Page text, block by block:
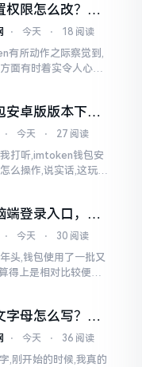
限怎么改？手
⋅ 今天 ⋅ 18 阅读
有所动作之际察觉到,
面有时着实令人心生
卓版版本下载
⋅ 今天 ⋅ 27 阅读
打听,imtoken钱包安
么操作,说实话,这玩意
登录入口，地
⋅ 今天 ⋅ 30 阅读
头,钱包使用了一批又
得上是相对比较便于
的入口。
母怎么写？正
⋅ 今天 ⋅ 36 阅读
,刚开始的时候,我真的